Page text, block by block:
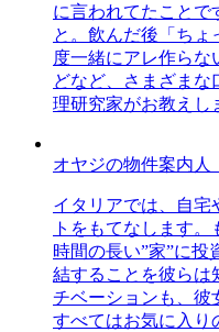
に言われてたことで
と。飲んだ後「ちょ
度一緒にアレ作らな
どなど、さまざま
理研究家がお教えし
オヤジの物件案内人
イタリアでは、自宅
トをもてなします
時間の長い”家”に投
結することを彼らは
チベーションも、彼
すべてはお気に入り